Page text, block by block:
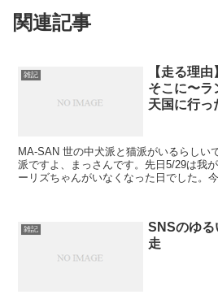
関連記事
雑記
【走る理
そこに〜ラ
天国に行っ
MA-SAN 世の中犬派と猫派がいるらしい
派ですよ、まっさんです。先日5/29は我
ーリズちゃんがいなくなった日でした。
雑記
SNSのゆる
走